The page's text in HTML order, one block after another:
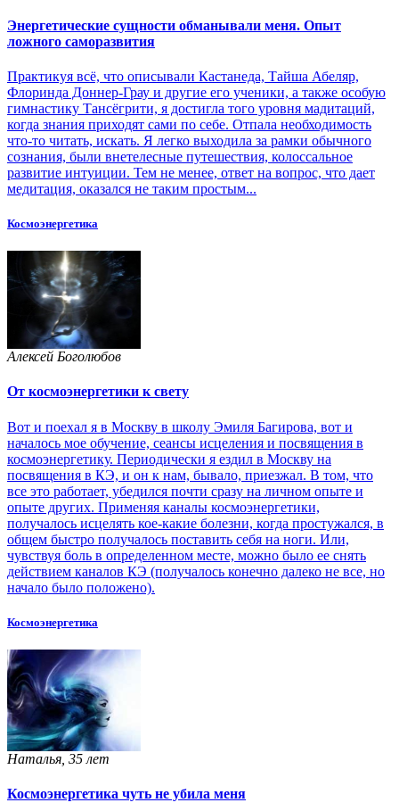
Энергетические сущности обманывали меня. Опыт
ложного саморазвития
Практикуя всё, что описывали Кастанеда, Тайша Абеляр,
Флоринда Доннер-Грау и другие его ученики, а также особую
гимнастику Тансёгрити, я достигла того уровня мадитаций,
когда знания приходят сами по себе. Отпала необходимость
что-то читать, искать. Я легко выходила за рамки обычного
сознания, были внетелесные путешествия, колоссальное
развитие интуиции. Тем не менее, ответ на вопрос, что дает
медитация, оказался не таким простым...
Космоэнергетика
Алексей Боголюбов
От космоэнергетики к свету
Вот и поехал я в Москву в школу Эмиля Багирова, вот и
началось мое обучение, сеансы исцеления и посвящения в
космоэнергетику. Периодически я ездил в Москву на
посвящения в КЭ, и он к нам, бывало, приезжал. В том, что
все это работает, убедился почти сразу на личном опыте и
опыте других. Применяя каналы космоэнергетики,
получалось исцелять кое-какие болезни, когда простужался, в
общем быстро получалось поставить себя на ноги. Или,
чувствуя боль в определенном месте, можно было ее снять
действием каналов КЭ (получалось конечно далеко не все, но
начало было положено).
Космоэнергетика
Наталья, 35 лет
Космоэнергетика чуть не убила меня